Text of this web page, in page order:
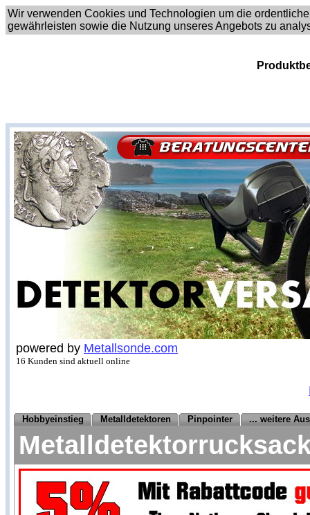
Wir verwenden Cookies und Technologien um die
gewährleisten sowie die Nutzung unseres Angebots zu
powered by Metallsonde.com
16 Kunden sind aktuell online
Hobbyeinstieg Metalldetektoren Pinpointer ... weitere